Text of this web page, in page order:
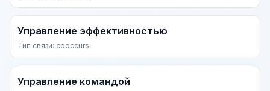
Управление эффективностью
Тип связи: cooccurs
Управление командой